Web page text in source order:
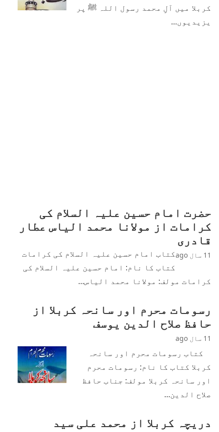
کربلا میں آلِ محمد رسول اللہ ﷺ پر
یزیدیوں…
حضرت امام حسین علیہ السلام کی
کرامات از مولانا محمد الیاس عطار
قادری
11 سال ago
کتاب امام حسین علیہ السلام کی کرامات
کتاب کا نام: امام حسین علیہ السلام کی
کرامات مولف: مولانا محمد الیاس…
رسومات محرم اور سانحہ کربلا از
حافظ صلاح الدین یوسف
11 سال ago
کتاب رسومات محرم اور سانحہ
کربلا کتاب کا نام: رسومات محرم
اور سانحہ کربلا مولف: جناب حافظ
صلاح الدین…
دریچہ کربلا از محمد علی سید